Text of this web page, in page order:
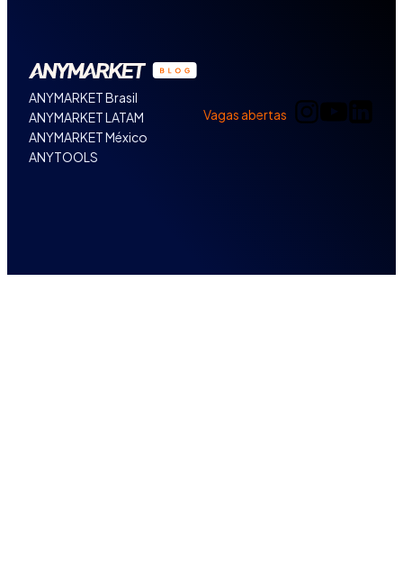
ANYMARKET Brasil
ANYMARKET LATAM
ANYMARKET México
ANYTOOLS
Vagas abertas